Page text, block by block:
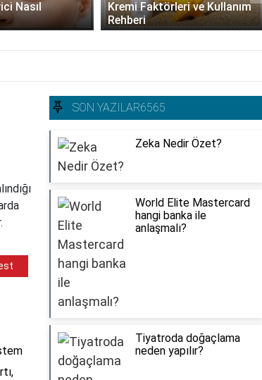
Nasıl
Kremi Faktörleri ve Kullanım
Rehberi
SON YAZILAR6565
Zeka Nedir Özet?
World Elite Mastercard
hangi banka ile
anlaşmalı?
Tiyatroda doğaçlama
neden yapılır?